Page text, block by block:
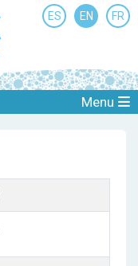
ES EN FR
Menu